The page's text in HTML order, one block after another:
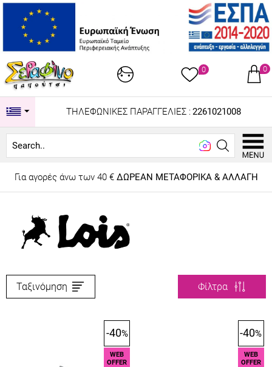
0 0
ΤΗΛΕΦΩΝΙΚΕΣ ΠΑΡΑΓΓΕΛΙΕΣ : 2261021008
Search...
Για αγορές άνω των 40 € ΔΩΡΕΑΝ ΜΕΤΑΦΟΡΙΚΑ & ΑΛΛΑΓΗ
Ταξινόμηση Φίλτρα
-40%
WEB
OFFER
-40%
WEB
OFFER